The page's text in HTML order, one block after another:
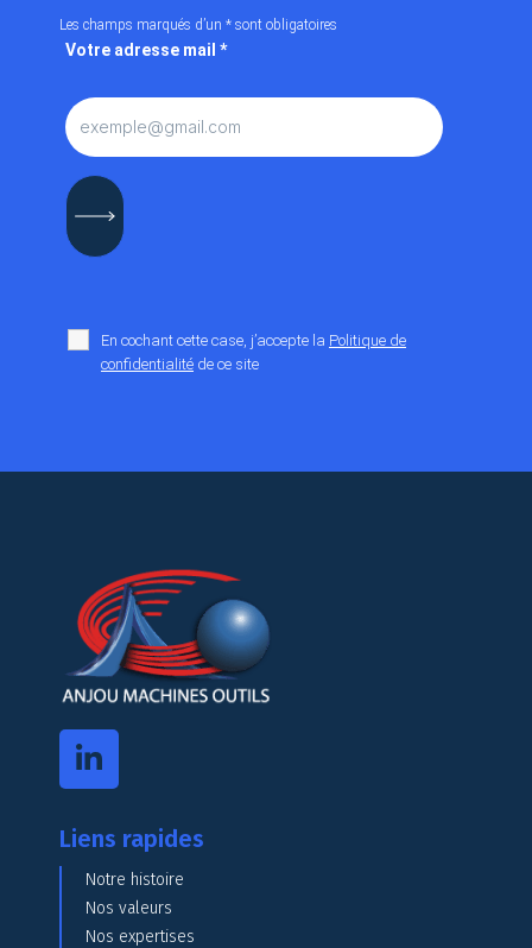
Les champs marqués d’un * sont obligatoires
Votre adresse mail *
En cochant cette case, j’accepte la Politique de
confidentialité de ce site
Liens rapides
Notre histoire
Nos valeurs
Nos expertises